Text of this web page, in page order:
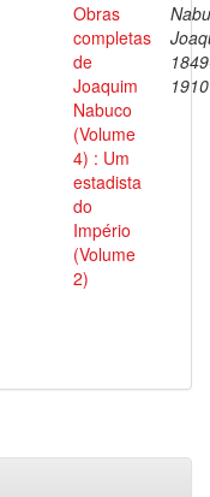
Obras
completas
de
Joaquim
Nabuco
(Volume
4) : Um
estadista
do
Império
(Volume
2)
1910